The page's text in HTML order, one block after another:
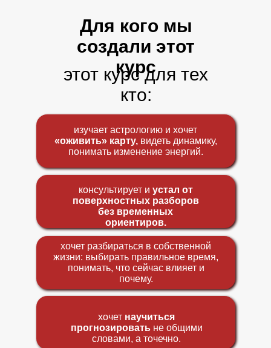
консультирует и устал от
поверхностных разборов
без временных
ориентиров.
хочет научиться
прогнозироватьне общими
словами, а точечно.
хочет разбираться в собственной
жизни: выбирать правильное время,
понимать, что сейчас влияет и
почему.
изучает астрологию и хочет
«оживить» карту, видеть динамику,
понимать изменение энергий.
этот курс для тех
кто:
Для кого мы
создали этот
курс